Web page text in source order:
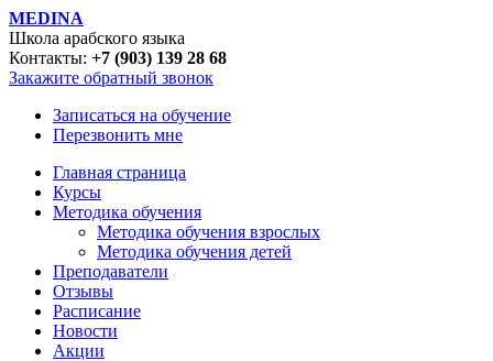
MEDINA
Школа арабского языка
Контакты: +7 (903) 139 28 68
Закажите обратный звонок
Записаться на обучение
Перезвонить мне
Главная страница
Курсы
Методика обучения
Методика обучения взрослых
Методика обучения детей
Преподаватели
Отзывы
Расписание
Новости
Акции